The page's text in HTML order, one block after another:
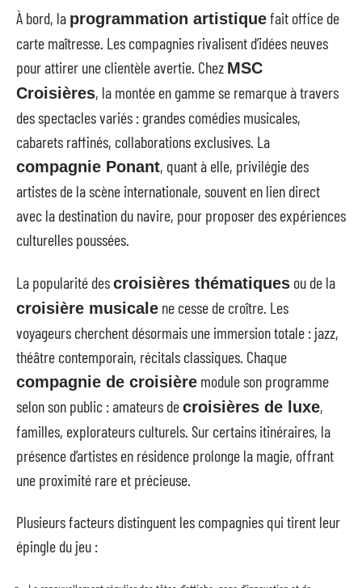
À bord, la programmation artistiquefait office de
carte maîtresse. Les compagnies rivalisent d’idées neuves
pour attirer une clientèle avertie. Chez MSC
Croisières, la montée en gamme se remarque à travers
des spectacles variés : grandes comédies musicales,
cabarets raffinés, collaborations exclusives. La
compagnie Ponant, quant à elle, privilégie des
artistes de la scène internationale, souvent en lien direct
avec la destination du navire, pour proposer des expériences
culturelles poussées.
La popularité descroisières thématiques ou de la
croisière musicale ne cesse de croître. Les
voyageurs cherchent désormais une immersion totale : jazz,
théâtre contemporain, récitals classiques. Chaque
compagnie de croisière module son programme
selon son public : amateurs decroisières de luxe,
familles, explorateurs culturels. Sur certains itinéraires, la
présence d’artistes en résidence prolonge la magie, offrant
une proximité rare et précieuse.
Plusieurs facteurs distinguent les compagnies qui tirent leur
épingle du jeu :